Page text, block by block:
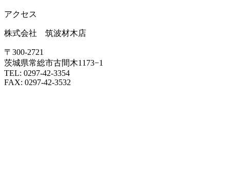
アクセス
株式会社 筑波材木店
〒300-2721
茨城県常総市古間木1173−1
TEL: 0297-42-3354
FAX: 0297-42-3532